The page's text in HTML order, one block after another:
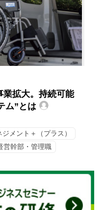
拡大。持続可能
ム”とは
メント＋（プラス）
営幹部・管理職